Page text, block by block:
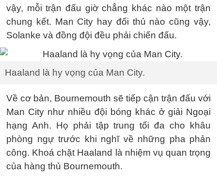
vậy, mỗi trận đấu giờ chẳng khác nào một trận
chung kết. Man City hay đối thủ nào cũng vậy,
Solanke và đồng đội đều phải chiến đấu.
Haaland là hy vọng của Man City.
Về cơ bản, Bournemouth sẽ tiếp cận trận đấu với
Man City như nhiều đội bóng khác ở giải Ngoại
hạng Anh. Họ phải tập trung tối đa cho khâu
phòng ngự trước khi nghĩ về những pha phản
công. Khoá chặt Haaland là nhiệm vụ quan trọng
của hàng thủ Bournemouth.